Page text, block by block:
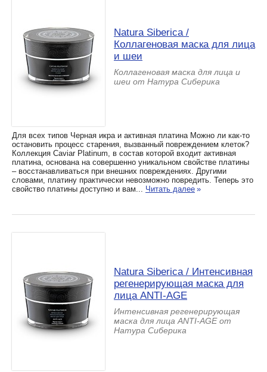
Natura Siberica /
Коллагеновая маска для лица
и шеи
Коллагеновая маска для лица и
шеи от Натура Сиберика
Для всех типов Черная икра и активная платина Можно ли как-то
остановить процесс старения, вызванный повреждением клеток?
Коллекция Caviar Platinum, в состав которой входит активная
платина, основана на совершенно уникальном свойстве платины
– восстанавливаться при внешних повреждениях. Другими
словами, платину практически невозможно повредить. Теперь это
свойство платины доступно и вам... Читать далее »
Natura Siberica / Интенсивная
регенерирующая маска для
лица ANTI-AGE
Интенсивная регенерирующая
маска для лица ANTI-AGE от
Натура Сиберика